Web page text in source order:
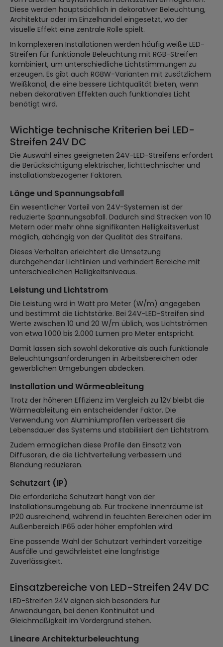
Diese werden hauptsächlich in dekorativer Beleuchtung,
Architektur oder im Einzelhandel eingesetzt, wo der
visuelle Effekt eine zentrale Rolle spielt.
In komplexeren Installationen werden häufig weiße LED-
Streifen für funktionale Beleuchtung mit RGB-Streifen
kombiniert, um unterschiedliche Lichtstimmungen zu
erzeugen. Es gibt auch RGBW-Varianten mit zusätzlichem
Weißkanal, die eine bessere Lichtqualität bieten, wenn
neben dekorativen Effekten auch funktionales Licht
benötigt wird.
Wichtige technische Kriterien bei LED-
Streifen 24V DC
Die Auswahl eines geeigneten 24V-LED-Streifens erfordert
die Berücksichtigung elektrischer, lichttechnischer und
installationsbezogener Faktoren.
Länge und Spannungsabfall
Ein wesentlicher Vorteil von 24V-Systemen ist der
reduzierte Spannungsabfall. Dadurch sind Strecken von 10
Metern oder mehr ohne signifikanten Helligkeitsverlust
möglich, abhängig von der Qualität des Streifens.
Dieses Verhalten erleichtert die Umsetzung
durchgehender Lichtlinien und verhindert Bereiche mit
unterschiedlichen Helligkeitsniveaus.
Leistung und Lichtstrom
Die Leistung wird in Watt pro Meter (W/m) angegeben
und bestimmt die Lichtstärke. Bei 24V-LED-Streifen sind
Werte zwischen 10 und 20 W/m üblich, was Lichtströmen
von etwa 1.000 bis 2.000 Lumen pro Meter entspricht.
Damit lassen sich sowohl dekorative als auch funktionale
Beleuchtungsanforderungen in Arbeitsbereichen oder
gewerblichen Umgebungen abdecken.
Installation und Wärmeableitung
Trotz der höheren Effizienz im Vergleich zu 12V bleibt die
Wärmeableitung ein entscheidender Faktor. Die
Verwendung von Aluminiumprofilen verbessert die
Lebensdauer des Systems und stabilisiert den Lichtstrom.
Zudem ermöglichen diese Profile den Einsatz von
Diffusoren, die die Lichtverteilung verbessern und
Blendung reduzieren.
Schutzart (IP)
Die erforderliche Schutzart hängt von der
Installationsumgebung ab. Für trockene Innenräume ist
IP20 ausreichend, während in feuchten Bereichen oder im
Außenbereich IP65 oder höher empfohlen wird.
Eine passende Wahl der Schutzart verhindert vorzeitige
Ausfälle und gewährleistet eine langfristige
Zuverlässigkeit.
Einsatzbereiche von LED-Streifen 24V DC
LED-Streifen 24V eignen sich besonders für
Anwendungen, bei denen Kontinuität und
Gleichmäßigkeit im Vordergrund stehen.
Lineare Architekturbeleuchtung